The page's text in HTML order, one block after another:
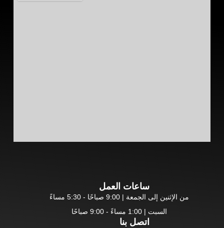
ساعات العمل
من الإثنين إلى الجمعة | 9:00 صباحًا - 5:30 مساءً
السبت | 1:00 مساءً - 9:00 صباحًا
اتصل بنا